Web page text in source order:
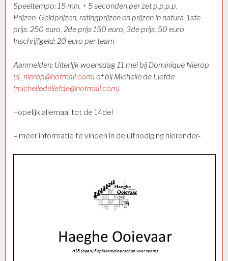
Speeltempo: 15 min. + 5 seconden per zet p.p.p.p.
Prijzen: Geldprijzen, ratingprijzen en prijzen in natura. 1ste
prijs: 250 euro, 2de prijs 150 euro, 3de prijs, 50 euro
Inschrijfgeld: 20 euro per team
Aanmelden: Uiterlijk woensdag 11 mei bij Dominique Nierop
(d_nierop@hotmail.com) of bij Michelle de Liefde
(michelledeliefde@hotmail.com)
Hopelijk allemaal tot de 14de!
– meer informatie te vinden in de uitnodiging hieronder-